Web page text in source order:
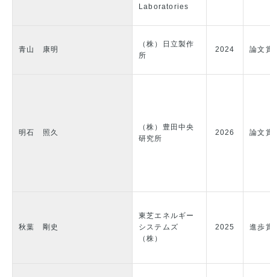
Laboratories
青山 康明
（株）日立製作
所
2024 論文
明石 照久
（株）豊田中央
研究所
2026 論文
秋葉 剛史
東芝エネルギー
システムズ
（株）
2025 進歩